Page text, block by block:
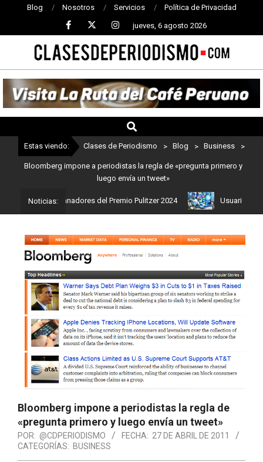
Blog Nosotros Servicios Política de Privacidad
jueves, 6 agosto 2026
CLASES
DE
PERIODISMO
Estas viendo: Clases de Periodismo > Blog > Business >
Bloomberg impone a periodistas la regla de «pregunta primero y
luego envía un tweet»
Noticias:
son los ganadores del Premio Pulitzer 2024 Usuarios de
Bloomberg impone a periodistas la regla de
«pregunta primero y luego envía un tweet»
POR: @CDPERIODISMO FECHA: 27 DE ABRIL DE 2011
CATEGORÍAS: BUSINESS